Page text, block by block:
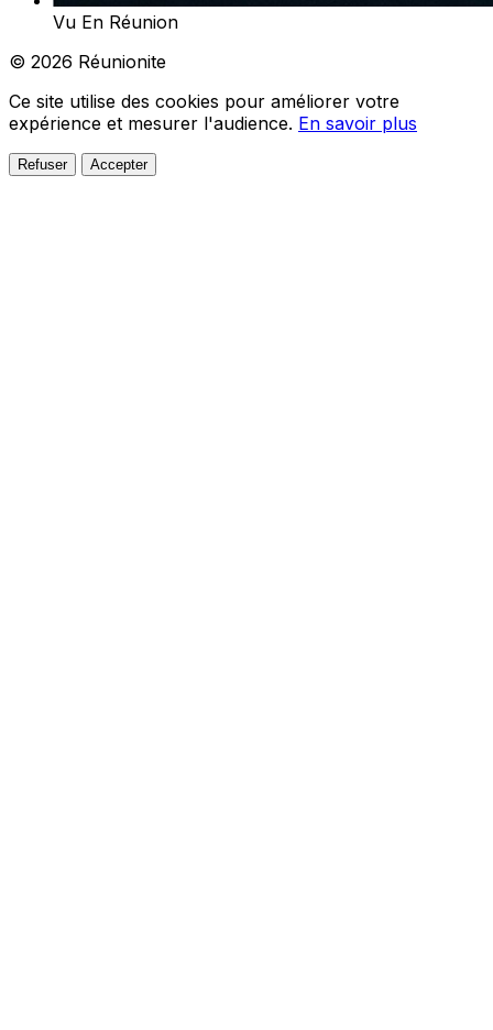
Vu En Réunion
© 2026 Réunionite
Ce site utilise des cookies pour améliorer votre
expérience et mesurer l'audience. En savoir plus
Refuser Accepter